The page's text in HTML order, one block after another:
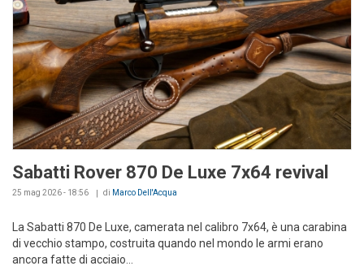
Sabatti Rover 870 De Luxe 7x64 revival
25 mag 2026 - 18:56 di Marco Dell'Acqua
La Sabatti 870 De Luxe, camerata nel calibro 7x64, è una carabina
di vecchio stampo, costruita quando nel mondo le armi erano
ancora fatte di acciaio...